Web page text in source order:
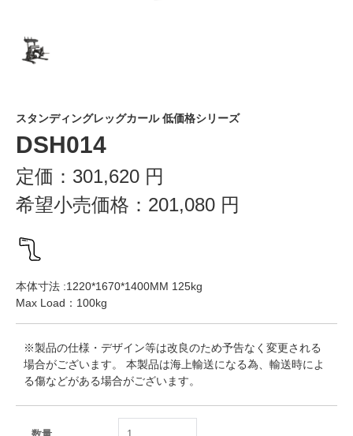
スタンディングレッグカール 低価格シリーズ
DSH014
定価： 301,620 円
希望小売価格： 201,080 円
本体寸法 :1220*1670*1400MM 125kg
Max Load：100kg
※製品の仕様・デザイン等は改良のため予告なく変更される
場合がございます。 本製品は海上輸送になる為、輸送時によ
る傷などがある場合がございます。